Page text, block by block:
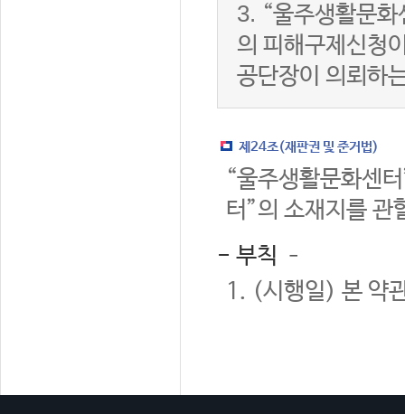
3. “울주생활문
의 피해구제신청
공단장이 의뢰하
제24조(재판권 및 준거법)
“울주생활문화센
터”의 소재지를 관
- 부칙 –
1. (시행일) 본 약